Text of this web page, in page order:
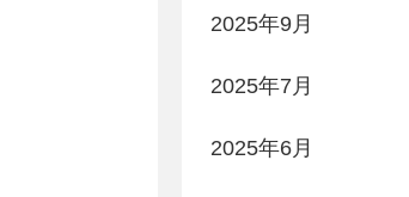
2025年9月
2025年7月
2025年6月